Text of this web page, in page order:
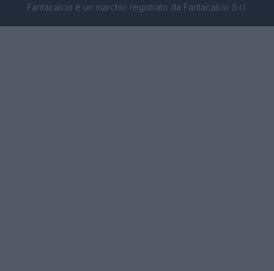
Fantacalcio è un marchio registrato da Fantacalcio S.r.l.